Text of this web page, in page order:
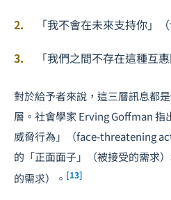
「我不會在未來支持你」
「我們之間不存在這種互
對於給予者來說，這三層訊息都
層。社會學家 Erving Goffman 指
威脅行為」（face-threatening
的「正面面子」（被接受的需求
的需求）。 [13]